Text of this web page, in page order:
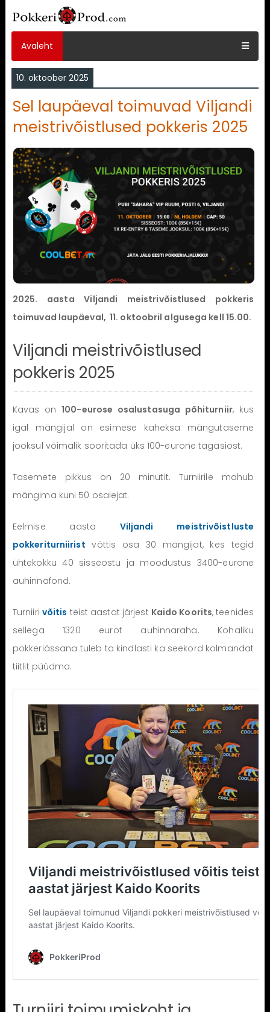
Avaleht
10. oktoober 2025
Sel laupäeval toimuvad Viljandi
meistrivõistlused pokkeris 2025
2025. aasta Viljandi meistrivõistlused pokkeris
toimuvad laupäeval, 11. oktoobril algusega kell 15.00.
Viljandi meistrivõistlused
pokkeris 2025
Kavas on100-eurose osalustasuga põhiturniir, kus
igal mängijal on esimese kaheksa mängutaseme
jooksul võimalik sooritada üks 100-eurone tagasiost.
Tasemete pikkus on 20 minutit. Turniirile mahub
mängima kuni 50 osalejat.
Eelmise aasta Viljandi meistrivõistluste
pokkeriturniirist võttis osa 30 mängijat, kes tegid
ühtekokku 40 sisseostu ja moodustus 3400-eurone
auhinnafond.
Turniiri võitis teist aastat järjest Kaido Koorits, teenides
sellega 1320 eurot auhinnaraha. Kohaliku
pokkeriässana tuleb ta kindlasti ka seekord kolmandat
tiitlit püüdma.